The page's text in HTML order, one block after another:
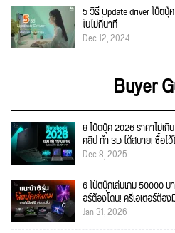
5 วิธี Update driver โน๊ตบุ๊
ในไม่กี่นาที
Dec 12, 2024
Buyer
8 โน๊ตบุ๊ค 2026 ราคาไม่เ
คลิป ทำ 3D ได้สบาย! ซื้อไ
Dec 8, 2025
6 โน้ตบุ๊กเล่นเกม 50000
อร์ต้องโดน! ครีเอเตอร์ต้อ
Jan 31, 2026